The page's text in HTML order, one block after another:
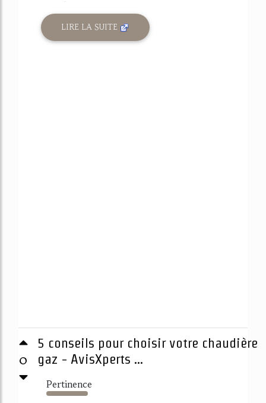
LIRE LA SUITE
0
5 conseils pour choisir votre chaudière
gaz - AvisXperts ...
Pertinence
1885%